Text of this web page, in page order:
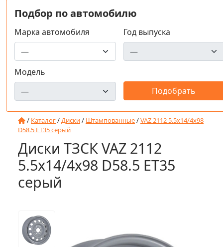
Подбор по автомобилю
Марка автомобиля Год выпуска
Модель
/ Каталог/Диски/ Штампованные/VAZ 2112 5.5x14/4x98
D58.5 ET35 серый
Диски ТЗСК VAZ 2112
5.5x14/4x98 D58.5 ET35
серый